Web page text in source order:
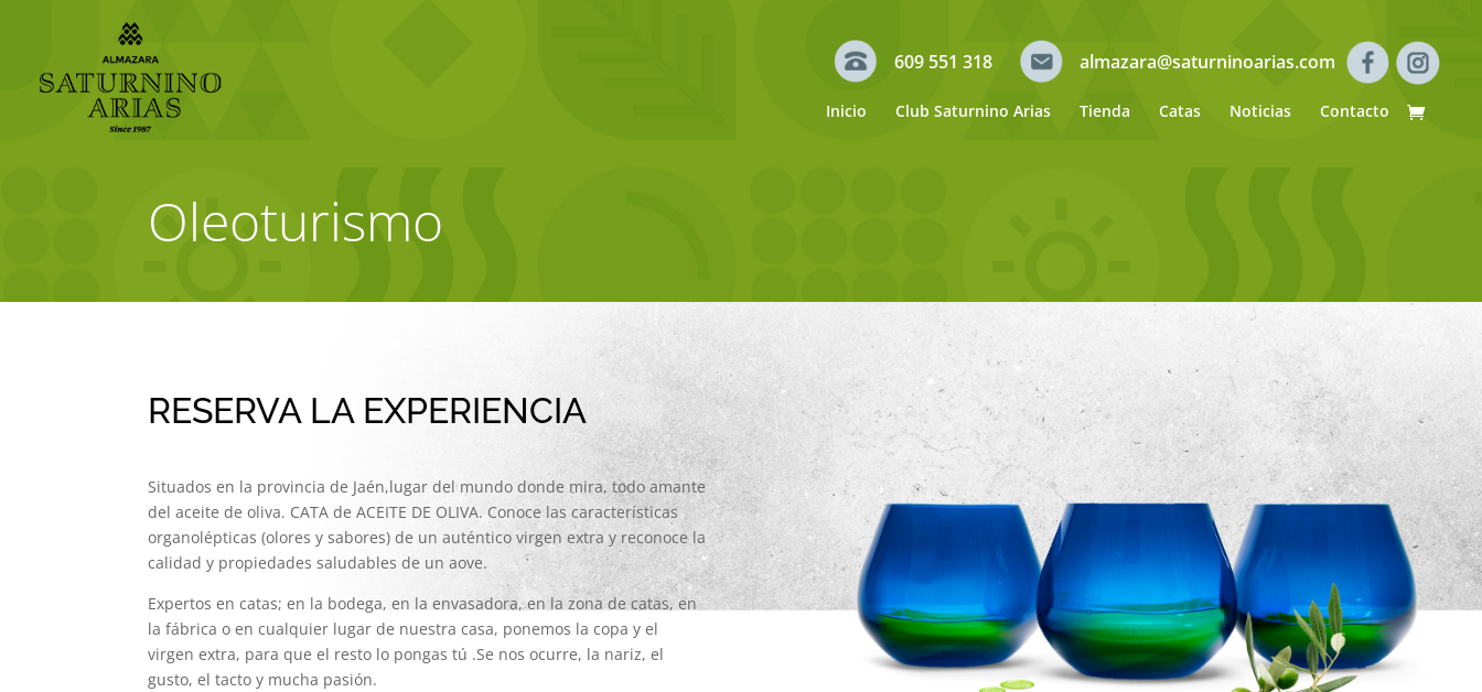
609 551 318 almazara@saturninoarias.com
Inicio Club Saturnino Arias Tienda Catas Noticias Contacto
Oleoturismo
RESERVA LA EXPERIENCIA
Situados en la provincia de Jaén,lugar del mundo donde mira, todo amante
del aceite de oliva. CATA de ACEITE DE OLIVA. Conoce las características
organolépticas (olores y sabores) de un auténtico virgen extra y reconoce la
calidad y propiedades saludables de un aove.
Expertos en catas; en la bodega, en la envasadora, en la zona de catas, en
la fábrica o en cualquier lugar de nuestra casa, ponemos la copa y el
virgen extra, para que el resto lo pongas tú .Se nos ocurre, la nariz, el
gusto, el tacto y mucha pasión.